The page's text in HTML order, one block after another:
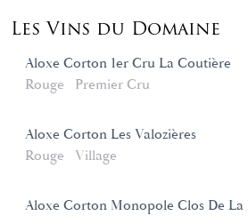
Les Vins du Domaine
Aloxe Corton 1er Cru La Coutière
Rouge
Premier Cru
Aloxe Corton Les Valozières
Rouge
Village
Aloxe Corton Monopole Clos De La